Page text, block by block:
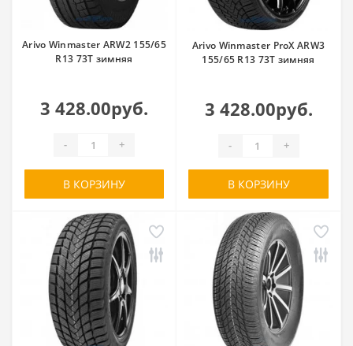
Arivo Winmaster ARW2 155/65
R13 73T зимняя
3 428.00руб.
- +
В КОРЗИНУ
Arivo Winmaster ProX ARW3
155/65 R13 73T зимняя
3 428.00руб.
- +
В КОРЗИНУ